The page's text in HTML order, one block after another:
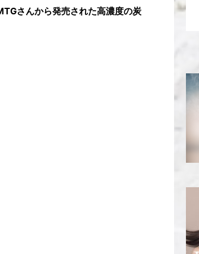
さんから発売された高濃度の炭